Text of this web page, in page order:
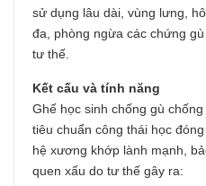
sử dụng lâu dài, vùng lưng,
đa, phòng ngừa các chứng
tư thế.
Kết cấu và tính năng
Ghế học sinh chống gù
tiêu chuẩn công thái học
hệ xương khớp lành mạnh,
quen xấu do tư thế gây ra: